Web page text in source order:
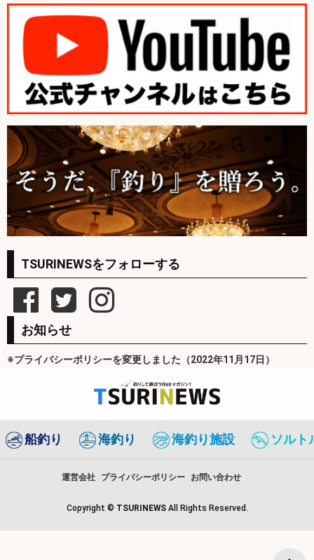
TSURINEWSをフォローする
お知らせ
※プライバシーポリシーを変更しました（2022年11月17日）
船釣り 海釣り 海釣り施設 ソルト
運営会社 プライバシーポリシー お問い合わせ
Copyright © TSURINEWS All Rights Reserved.